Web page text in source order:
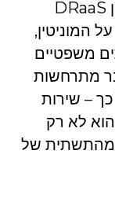
משרד עורכי דין שלא מגובה בפתרון DRaaS
המוניטין,
משפטיים
מתרחשות
– שירות
DRaaS מבית MedOne ו-Zerto הוא לא רק
מהתשתית של